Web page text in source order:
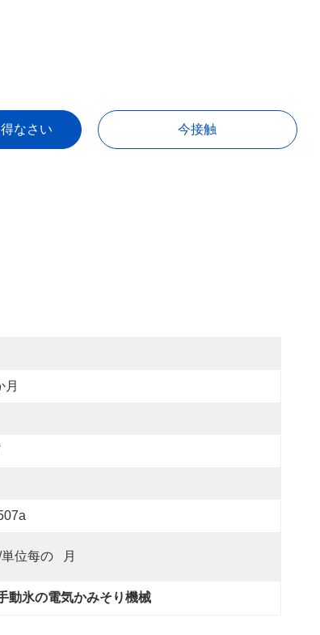
なさい 今接触
月
位每の   月
動氷の電気かみそり機械